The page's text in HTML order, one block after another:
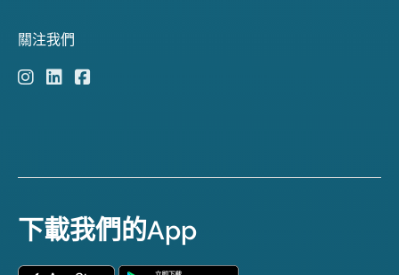
關注我們
下載我們的App